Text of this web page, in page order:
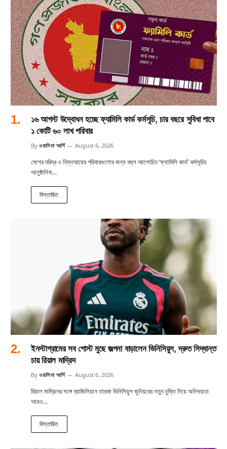
১৬ আগস্ট উদ্বোধন হচ্ছে ফ্যামিলি কার্ড কর্মসূচি, চার বছরে সুবিধা পাবে
১ কোটি ৬০ লাখ পরিবার
By ওয়াসিমা আর্শি August 6, 2026
দেশের দরিদ্র ও নিম্নআয়ের পরিবারগুলোর জন্য বহুল আলোচিত ‘ফ্যামিলি কার্ড’ কর্মসূচির
আনুষ্ঠানিক…
বিস্তারিত
ইনস্টাগ্রামের সব পোস্ট মুছে জল্পনা বাড়ালেন ভিনিসিয়ুস, দ্রুত সিদ্ধান্ত
চায় রিয়াল মাদ্রিদ
By ওয়াসিমা আর্শি August 6, 2026
রিয়াল মাদ্রিদের সঙ্গে ব্রাজিলিয়ান তারকা ভিনিসিয়ুস জুনিয়রের নতুন চুক্তি নিয়ে অনিশ্চয়তা
আরও…
বিস্তারিত